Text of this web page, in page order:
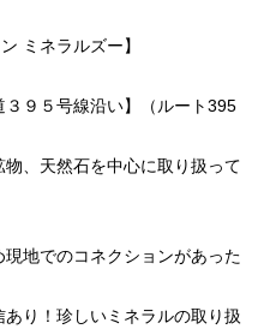
ミネラルズー】
９５号線沿い】（ルート395
、天然石を中心に取り扱って
地でのコネクションがあった
り！珍しいミネラルの取り扱